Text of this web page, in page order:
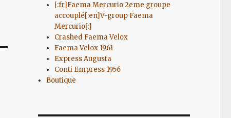
[:fr]Faema Mercurio 2eme groupe
accouplé[:en]V-group Faema
Mercurio[:]
Crashed Faema Velox
Faema Velox 1961
Express Augusta
Conti Empress 1956
Boutique